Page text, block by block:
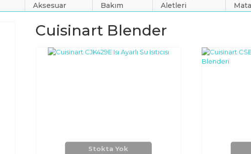
Aksesuar
Bakım
Aletleri
Cuisinart Blender
Stokta Yok